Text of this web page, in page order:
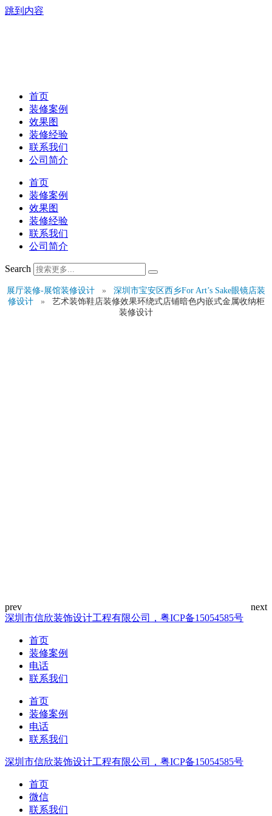
跳到内容
首页
装修案例
效果图
装修经验
联系我们
公司简介
首页
装修案例
效果图
装修经验
联系我们
公司简介
Search
展厅装修-展馆装修设计 »
深圳市宝安区西乡For Art’s Sake眼镜店装
修设计
»
艺术装饰鞋店装修效果环绕式店铺暗色内嵌式金属收纳柜
装修设计
深圳市信欣装饰设计工程有限公司，粤ICP备15054585号
首页
装修案例
电话
联系我们
首页
装修案例
电话
联系我们
深圳市信欣装饰设计工程有限公司，粤ICP备15054585号
首页
微信
联系我们